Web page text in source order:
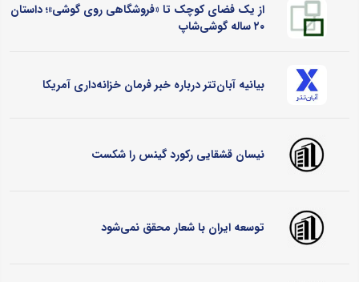
از یک فضای کوچک تا «فروشگاهی روی گوشی»؛ داستان
۲۰ ساله گوشی‌شاپ
بیانیه آبان‌تتر درباره خبر فرمان خزانه‌داری آمریکا
نیسان قشقایی رکورد گینس را شکست
توسعه ایران با شعار محقق نمی‌شود